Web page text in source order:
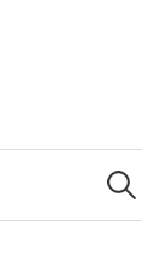
検
索: